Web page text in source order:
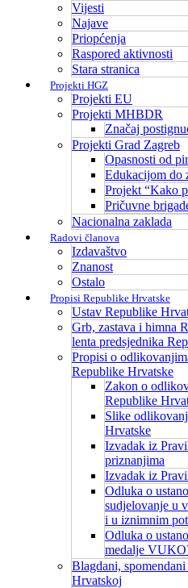
Vijesti
Najave
Priopćenja
Raspored aktivnosti
Stara stranica
Projekti HGZ
Projekti EU
Projekti MHBDR
Značaj
Projekti Grad Zagreb
Opasnosti od
Edukacijom do
Projekt “Kako
Pričuvne
Nacionalna zaklada
Radovi članova
Izdavaštvo
Znanost
Ostalo
Propisi Republike Hrvatske
Ustav Republike
Grb, zastava i himna
lenta predsjednika
Propisi o
Republike Hrvatske
Zakon o
Republike
Slike
Hrvatske
Izvadak iz
priznanjima
Izvadak iz
Odluka o
sudjelovanje u
i u iznimnim
Odluka o
medalje
Blagdani,
Hrvatskoj